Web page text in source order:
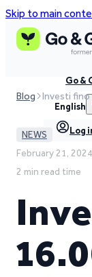
Skip to main
Go &
English
Log
Blog Investi fino
NEWS
February 21,
2 min read time